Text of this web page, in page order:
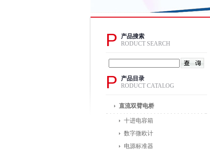
P
产品搜索
RODUCT SEARCH
P
产品目录
RODUCT CATALOG
直流双臂电桥
十进电容箱
数字微欧计
电源标准器